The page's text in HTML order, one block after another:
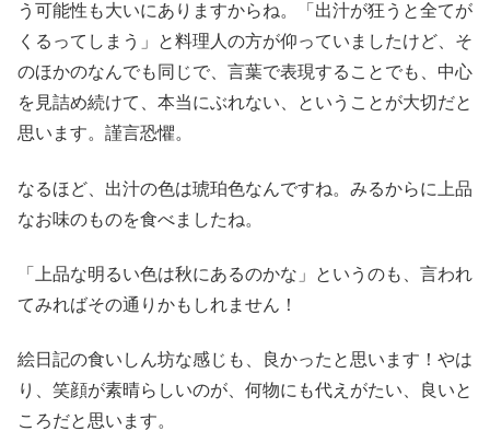
う可能性も大いにありますからね。「出汁が狂うと全てが
くるってしまう」と料理人の方が仰っていましたけど、そ
のほかのなんでも同じで、言葉で表現することでも、中心
を見詰め続けて、本当にぶれない、ということが大切だと
思います。謹言恐懼。
なるほど、出汁の色は琥珀色なんですね。みるからに上品
なお味のものを食べましたね。
「上品な明るい色は秋にあるのかな」というのも、言われ
てみればその通りかもしれません！
絵日記の食いしん坊な感じも、良かったと思います！やは
り、笑顔が素晴らしいのが、何物にも代えがたい、良いと
ころだと思います。